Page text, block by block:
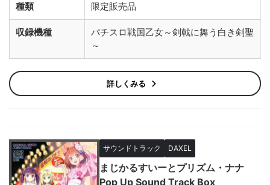
種類 限定販売品
収録機種
パチスロ戦国乙女～剣戟に舞う白き剣聖
～
詳しくみる
サウンドトラック DAXEL
まじかるすいーとプリズム・ナナ
Pop Up Sound Track Box